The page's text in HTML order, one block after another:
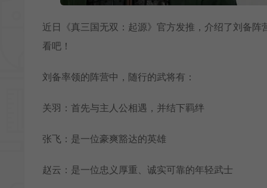
近日《真三国无双：起源》官方发推，介绍了刘备
看吧！
刘备率领的阵营中，随行的武将有：
关羽：首先与主人公相遇，并结下羁绊
张飞：是一位豪爽豁达的英雄
赵云：是一位忠义厚重、诚实可靠的年轻武士